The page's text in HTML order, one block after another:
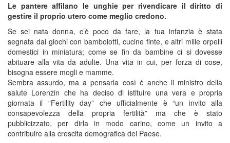
Le pantere affilano le unghie per rivendicare il diritto di
gestire il proprio utero come meglio credono.
Se sei nata donna, c’è poco da fare, la tua infanzia è stata
segnata dai giochi con bambolotti, cucine finte, e altri mille orpelli
domestici in miniatura; come se fin da bambine ci si dovesse
abituare alla vita da adulte. Una vita in cui, per forza di cose,
bisogna essere mogli e mamme.
Sembra assurdo, ma a pensarla così è anche il ministro della
salute Lorenzin che ha deciso di istituire una vera e propria
giornata il “Fertility day” che ufficialmente è “un invito alla
consapevolezza della propria fertilità” ma che è stato
pubblicizzato, per dirla in modo carino, come un invito a
contribuire alla crescita demografica del Paese.